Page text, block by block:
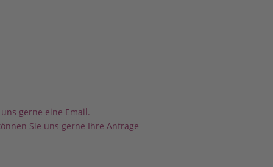
gerne eine Email.
Sie uns gerne Ihre Anfrage